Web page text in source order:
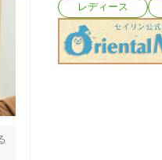
レディース